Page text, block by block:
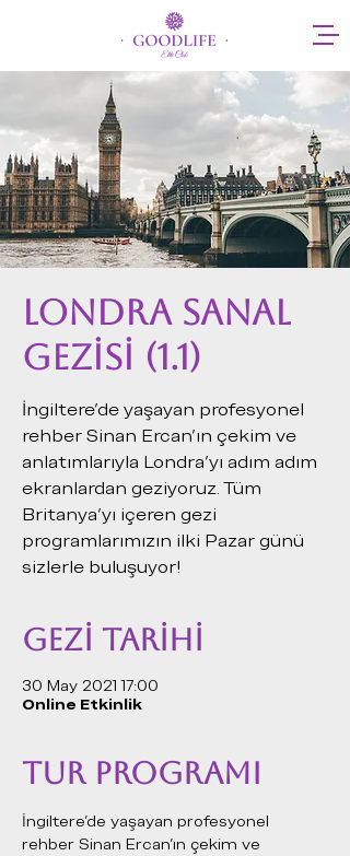
Londra Sanal
Gezisi (1.1)
İngiltere'de yaşayan profesyonel
rehber Sinan Ercan'ın çekim ve
anlatımlarıyla Londra'yı adım adım
ekranlardan geziyoruz. Tüm
Britanya'yı içeren gezi
programlarımızın ilki Pazar günü
sizlerle buluşuyor!
GEZİ TARİHİ
30 May 2021 17:00
Online Etkinlik
TUR PROGRAMI
İngiltere'de yaşayan profesyonel
rehber Sinan Ercan'ın çekim ve